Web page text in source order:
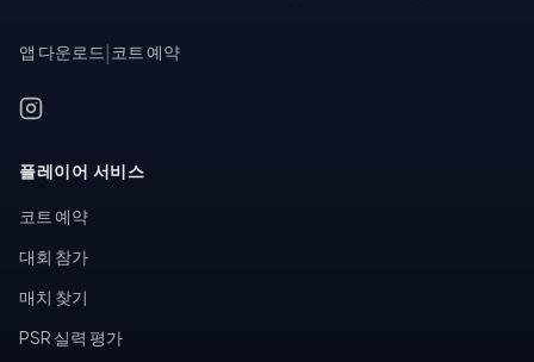
앱 다운로드 코트 예약
플레이어 서비스
코트 예약
대회 참가
매치 찾기
PSR 실력 평가